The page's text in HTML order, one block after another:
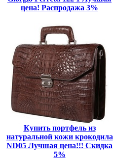
цена! Распродажа 3%
Купить портфель из
натуральной кожи крокодила
ND05 Лучшая цена!!! Скидка
5%